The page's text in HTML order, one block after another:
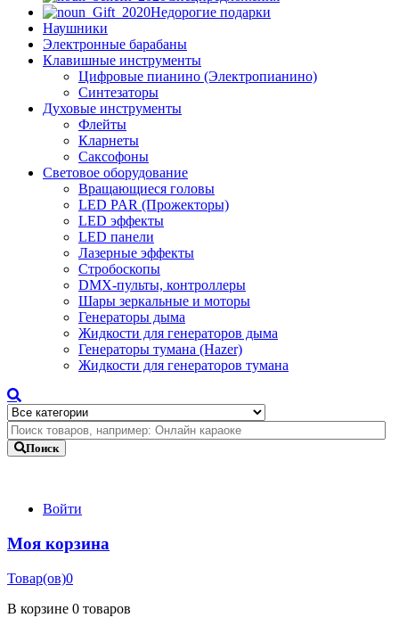
Недорогие подарки
Наушники
Электронные барабаны
Клавишные инструменты
Цифровые пианино (Электропианино)
Синтезаторы
Духовые инструменты
Флейты
Кларнеты
Саксофоны
Световое оборудование
Вращающиеся головы
LED PAR (Прожекторы)
LED эффекты
LED панели
Лазерные эффекты
Стробоскопы
DMX-пульты, контроллеры
Шары зеркальные и моторы
Генераторы дыма
Жидкости для генераторов дыма
Генераторы тумана (Hazer)
Жидкости для генераторов тумана
Поиск
Войти
Моя корзина
Товар(ов)0
В корзине 0 товаров